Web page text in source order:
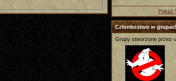
Pokaż
Członkostwo w
Grupy stworzone przez